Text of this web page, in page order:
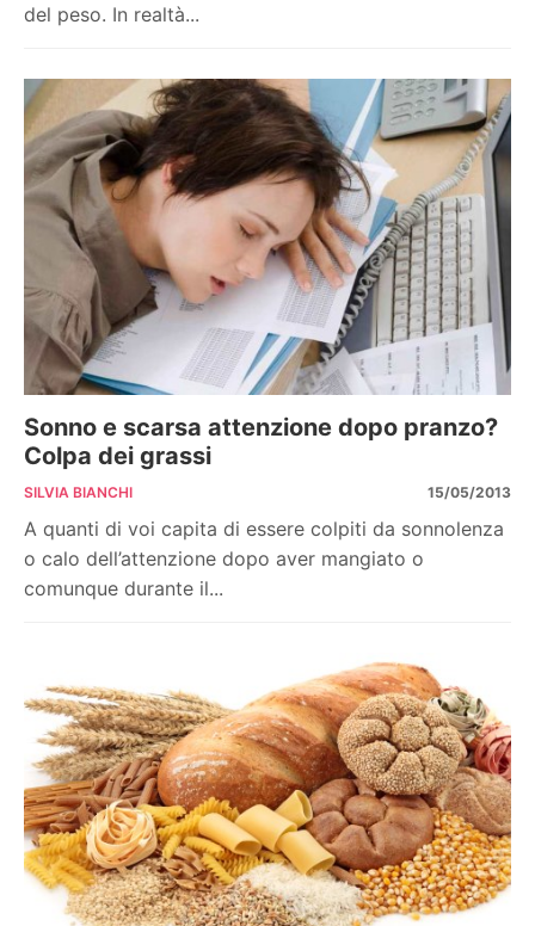
del peso. In realtà...
Sonno e scarsa attenzione dopo pranzo?
Colpa dei grassi
SILVIA BIANCHI 15/05/2013
A quanti di voi capita di essere colpiti da sonnolenza
o calo dell’attenzione dopo aver mangiato o
comunque durante il...